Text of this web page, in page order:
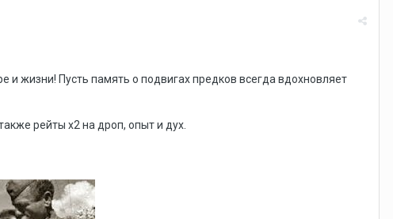
жизни! Пусть память о подвигах предков всегда вдохновляет
рейты х2 на дроп, опыт и дух.